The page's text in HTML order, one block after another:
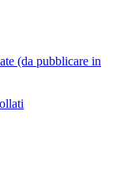
(da pubblicare in